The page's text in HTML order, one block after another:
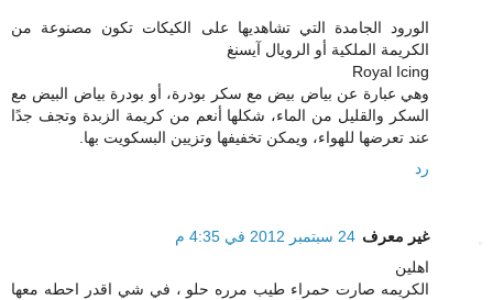
الورود الجامدة التي تشاهديها على الكيكات تكون مصنوعة من
الكريمة الملكية أو الرويال آيسنغ
Royal Icing
وهي عبارة عن بياض بيض مع سكر بودرة، أو بودرة بياض البيض مع
السكر والقليل من الماء، شكلها أنعم من كريمة الزبدة وتجف جدًا
عند تعرضها للهواء، ويمكن تخفيفها وتزيين البسكويت بها.
رد
غير معرف 24 سبتمبر 2012 في 4:35 م
اهلين
الكريمه صارت حمراء طيب مرره حلو ، في شي اقدر احطه معها